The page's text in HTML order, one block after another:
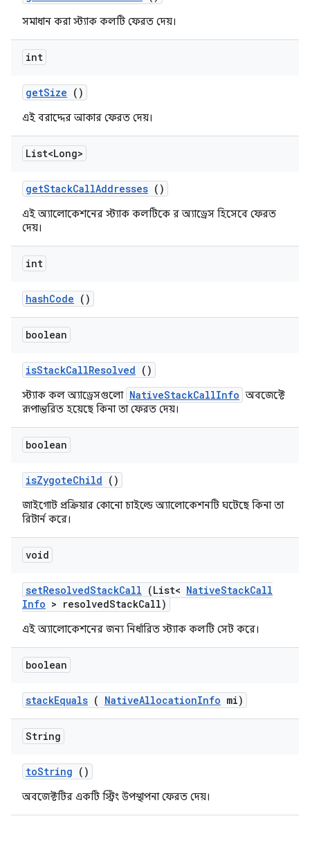
সমাধান করা স্ট্যাক কলটি ফেরত দেয়।
int
getSize ()
এই বরাদ্দের আকার ফেরত দেয়।
List<Long>
getStackCallAddresses ()
এই অ্যালোকেশনের স্ট্যাক কলটিকে র অ্যাড্রেস হিসেবে ফেরত
দেয়।
int
hashCode ()
boolean
isStackCallResolved ()
স্ট্যাক কল অ্যাড্রেসগুলো NativeStackCallInfo অবজেক্টে
রূপান্তরিত হয়েছে কিনা তা ফেরত দেয়।
boolean
isZygoteChild ()
জাইগোট প্রক্রিয়ার কোনো চাইল্ডে অ্যালোকেশনটি ঘটেছে কিনা তা
রিটার্ন করে।
void
setResolvedStackCall (List< NativeStackCall
Info > resolvedStackCall)
এই অ্যালোকেশনের জন্য নির্ধারিত স্ট্যাক কলটি সেট করে।
boolean
stackEquals ( NativeAllocationInfo mi)
String
toString ()
অবজেক্টটির একটি স্ট্রিং উপস্থাপনা ফেরত দেয়।